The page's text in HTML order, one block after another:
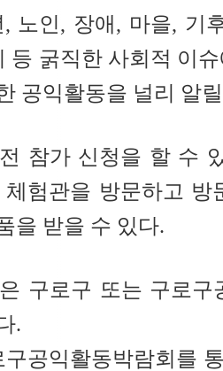
노인, 장애, 마을, 기
등 굵직한 사회적 이
공익활동을 널리 알
참가 신청을 할 수
험관을 방문하고
을 받을 수 있다.
구로구 또는 구로구
.
구공익활동박람회를